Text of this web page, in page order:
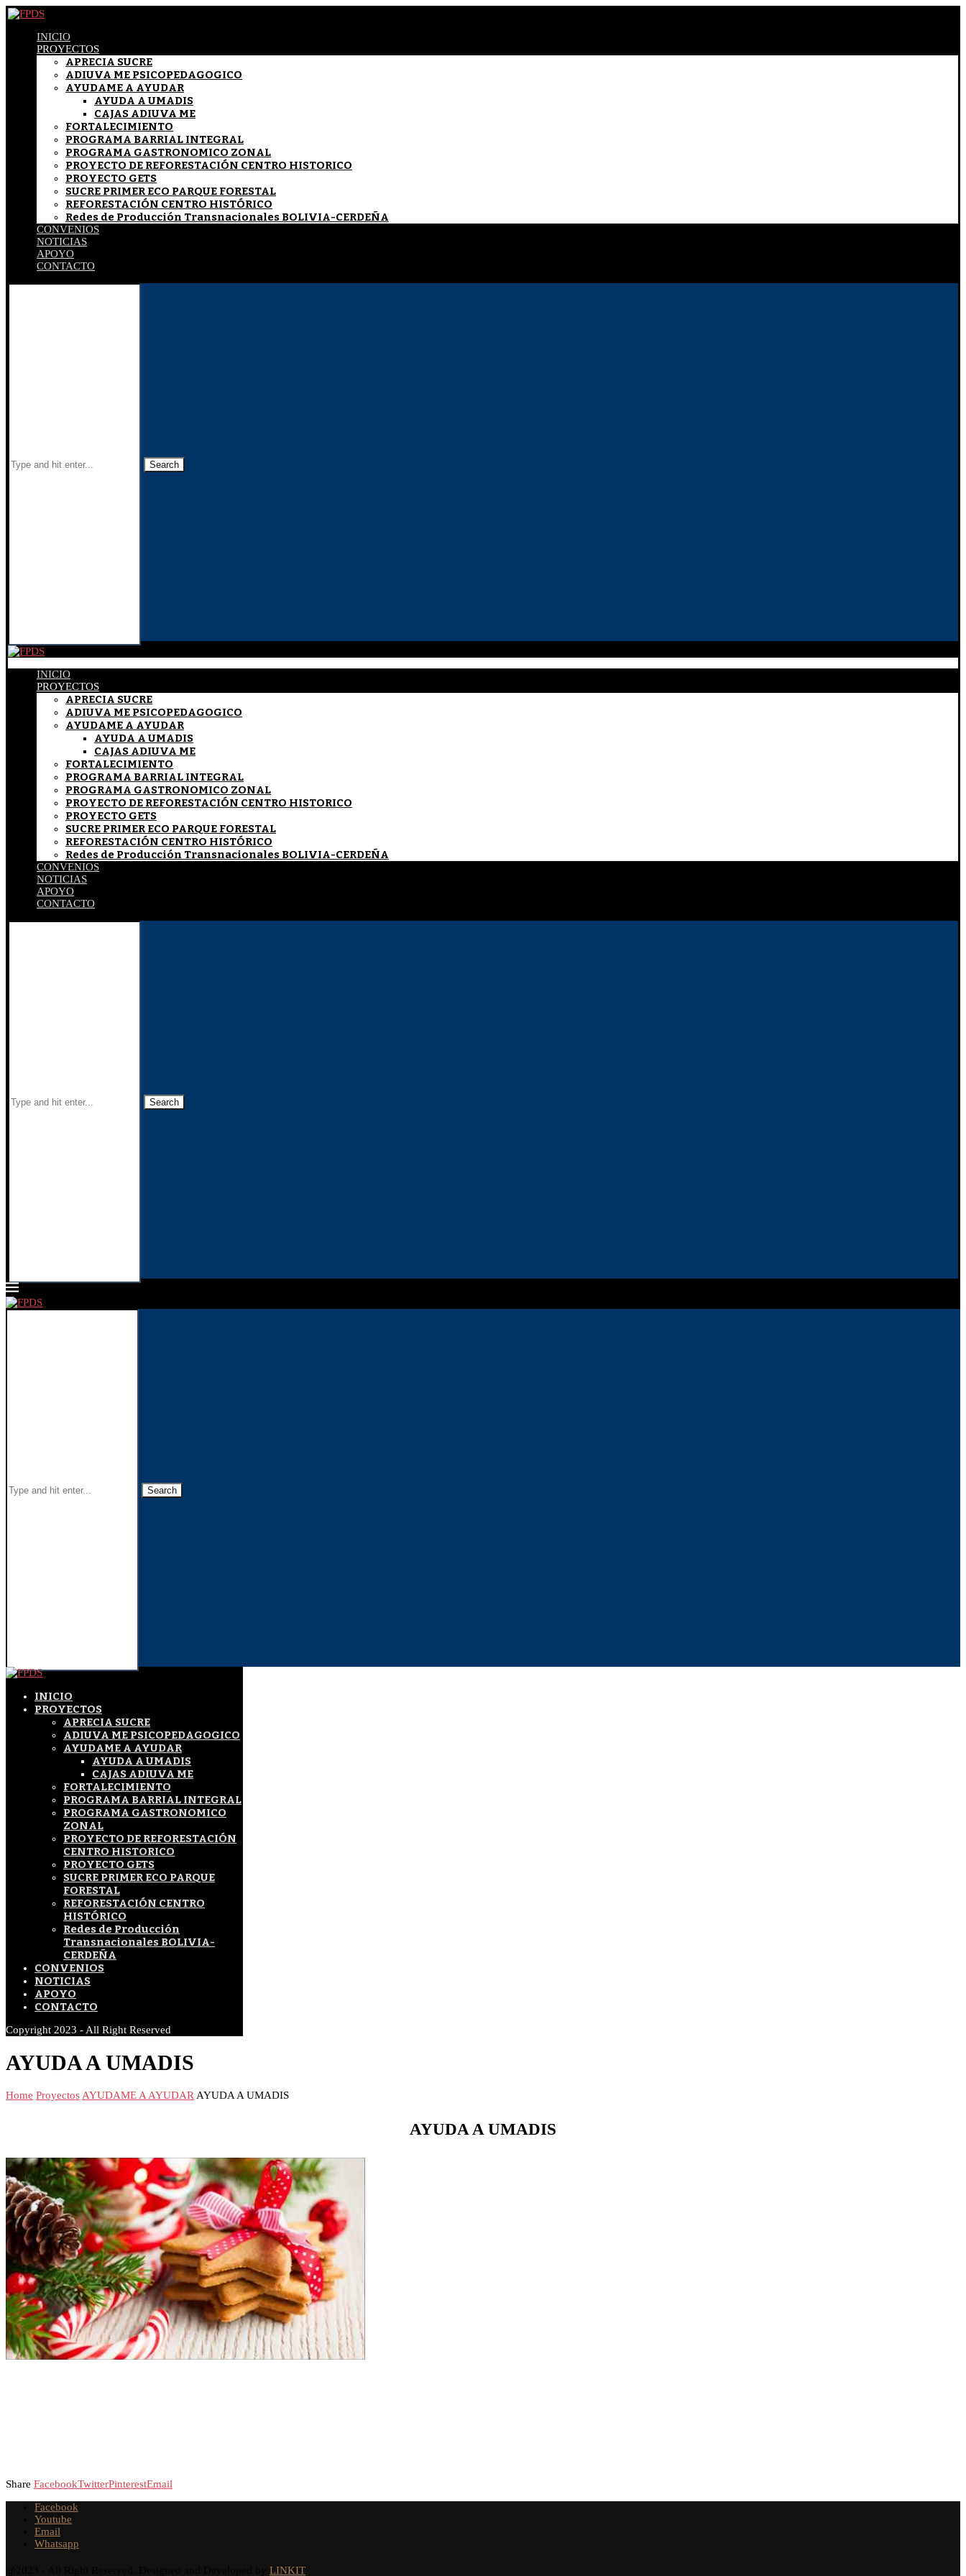
INICIO
PROYECTOS
APRECIA SUCRE
ADIUVA ME PSICOPEDAGOGICO
AYUDAME A AYUDAR
AYUDA A UMADIS
CAJAS ADIUVA ME
FORTALECIMIENTO
PROGRAMA BARRIAL INTEGRAL
PROGRAMA GASTRONOMICO ZONAL
PROYECTO DE REFORESTACIÓN CENTRO HISTORICO
PROYECTO GETS
SUCRE PRIMER ECO PARQUE FORESTAL
REFORESTACIÓN CENTRO HISTÓRICO
Redes de Producción Transnacionales BOLIVIA-CERDEÑA
CONVENIOS
NOTICIAS
APOYO
CONTACTO
Search
INICIO
PROYECTOS
APRECIA SUCRE
ADIUVA ME PSICOPEDAGOGICO
AYUDAME A AYUDAR
AYUDA A UMADIS
CAJAS ADIUVA ME
FORTALECIMIENTO
PROGRAMA BARRIAL INTEGRAL
PROGRAMA GASTRONOMICO ZONAL
PROYECTO DE REFORESTACIÓN CENTRO HISTORICO
PROYECTO GETS
SUCRE PRIMER ECO PARQUE FORESTAL
REFORESTACIÓN CENTRO HISTÓRICO
Redes de Producción Transnacionales BOLIVIA-CERDEÑA
CONVENIOS
NOTICIAS
APOYO
CONTACTO
Search
Search
INICIO
PROYECTOS
APRECIA SUCRE
ADIUVA ME PSICOPEDAGOGICO
AYUDAME A AYUDAR
AYUDA A UMADIS
CAJAS ADIUVA ME
FORTALECIMIENTO
PROGRAMA BARRIAL INTEGRAL
PROGRAMA GASTRONOMICO
ZONAL
PROYECTO DE REFORESTACIÓN
CENTRO HISTORICO
PROYECTO GETS
SUCRE PRIMER ECO PARQUE
FORESTAL
REFORESTACIÓN CENTRO
HISTÓRICO
Redes de Producción
Transnacionales BOLIVIA-
CERDEÑA
CONVENIOS
NOTICIAS
APOYO
CONTACTO
Copyright 2023 - All Right Reserved
AYUDA A UMADIS
Home Proyectos AYUDAME A AYUDAR AYUDA A UMADIS
AYUDA A UMADIS
Share FacebookTwitterPinterestEmail
Facebook
Youtube
Email
Whatsapp
LINKIT